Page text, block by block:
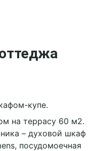
купе.
на террасу 60 м2.
– духовой шкаф
посудомоечная